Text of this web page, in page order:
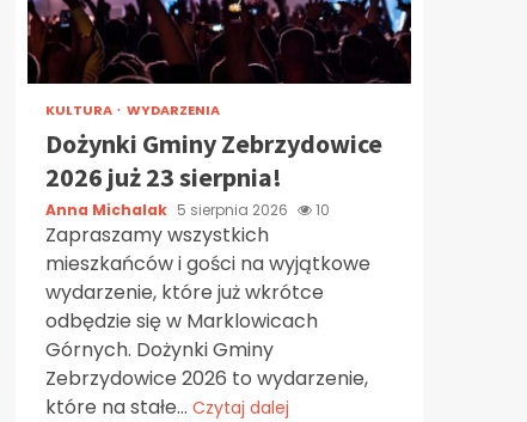
KULTURA WYDARZENIA
Dożynki Gminy Zebrzydowice
2026 już 23 sierpnia!
Anna Michalak 5 sierpnia 2026 10
Zapraszamy wszystkich
mieszkańców i gości na wyjątkowe
wydarzenie, które już wkrótce
odbędzie się w Marklowicach
Górnych. Dożynki Gminy
Zebrzydowice 2026 to wydarzenie,
które na stałe... Czytaj dalej